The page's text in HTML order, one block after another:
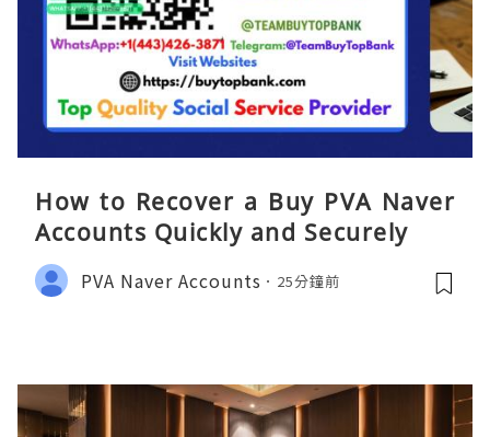
How to Recover a Buy PVA Naver
Accounts Quickly and Securely
PVA Naver Accounts 25分鐘前